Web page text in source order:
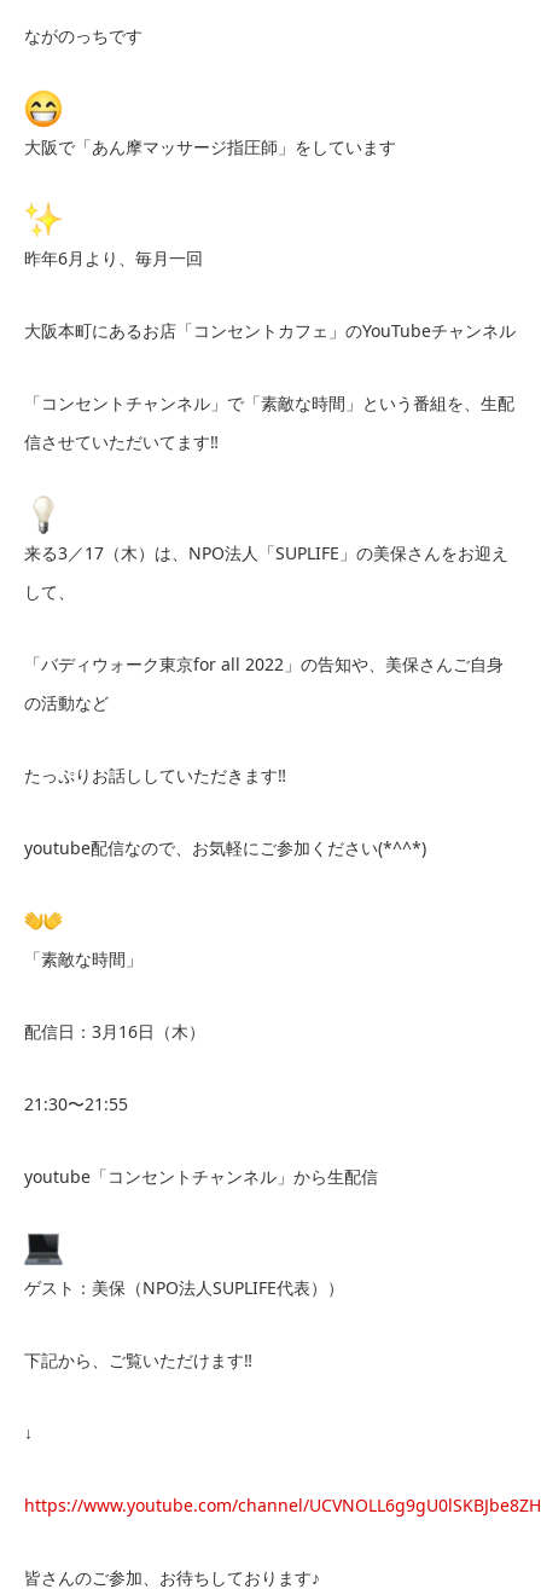
ながのっちです
大阪で「あん摩マッサージ指圧師」をしています
昨年6月より、毎月一回
大阪本町にあるお店「コンセントカフェ」のYouTubeチャンネル
「コンセントチャンネル」で「素敵な時間」という番組を、生配
信させていただいてます‼︎
来る3／17（木）は、NPO法人「SUPLIFE」の美保さんをお迎え
して、
「バディウォーク東京for all 2022」の告知や、美保さんご自身
の活動など
たっぷりお話ししていただきます‼︎
youtube配信なので、お気軽にご参加ください(*^^*)
「素敵な時間」
配信日：3月16日（木）
21:30〜21:55
youtube「コンセントチャンネル」から生配信
ゲスト：美保（NPO法人SUPLIFE代表））
下記から、ご覧いただけます‼︎
↓
https://www.youtube.com/channel/
皆さんのご参加、お待ちしております♪